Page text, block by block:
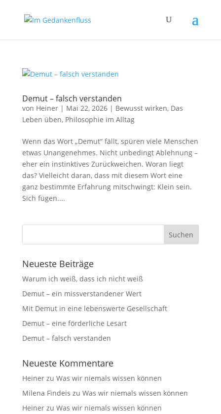
Demut – falsch verstanden
von Heiner| Mai 22, 2026| Bewusst wirken, Das
Leben üben, Philosophie im Alltag
Wenn das Wort „Demut“ fällt, spüren viele Menschen
etwas Unangenehmes. Nicht unbedingt Ablehnung –
eher ein instinktives Zurückweichen. Woran liegt
das? Vielleicht daran, dass mit diesem Wort eine
ganz bestimmte Erfahrung mitschwingt: Klein sein.
Sich fügen....
Neueste Beiträge
Warum ich weiß, dass ich nicht weiß
Demut – ein missverstandener Wert
Mit Demut in eine lebenswerte Gesellschaft
Demut – eine förderliche Lesart
Demut – falsch verstanden
Neueste Kommentare
Heinerzu Was wir niemals wissen können
Milena Findeis zu Was wir niemals wissen können
Heinerzu Was wir niemals wissen können